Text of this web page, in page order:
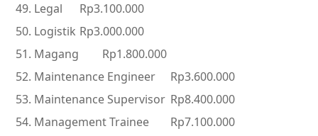
Legal
Rp3.100.000
Logistik Rp3.000.000
Magang
Rp1.800.000
Maintenance Engineer
Rp3.600.000
Maintenance Supervisor Rp8.400.000
Management Trainee
Rp7.100.000